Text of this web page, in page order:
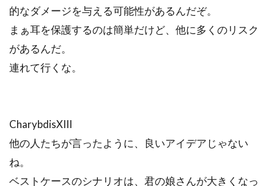
的なダメージを与える可能性があるんだぞ。
まぁ耳を保護するのは簡単だけど、他に多くのリスク
があるんだ。
連れて行くな。
CharybdisXIII
他の人たちが言ったように、良いアイデアじゃない
ね。
ベストケースのシナリオは、君の娘さんが大きくなっ